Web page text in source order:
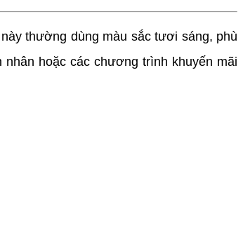
thường dùng màu sắc tươi sáng, phù
hoặc các chương trình khuyến mãi